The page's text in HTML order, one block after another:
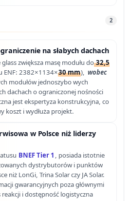
2
na słabych dachach
zwiększa masę modułu do32,5
ENF: 2382×1134×30 mm), wobec
modułów jednoszybo wych
dachach o ograniczonej nośności
jest ekspertyza konstrukcyjna, co
koszt i wydłuża projekt.
w Polsce niż liderzy
BNEF Tier 1 , posiada istotnie
dystrybutorów i punktów
niż LonGi, Trina Solar czy JA Solar.
gwarancyjnych poza głównymi
reakcji i dostępność logistyczna